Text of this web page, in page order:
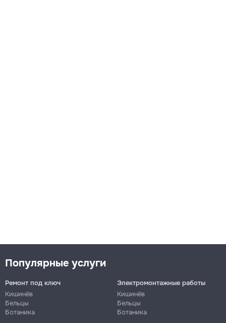
Популярные услуги
Ремонт под ключ
Кишинёв
Бельцы
Ботаника
Электромонтажные работы
Кишинёв
Бельцы
Ботаника